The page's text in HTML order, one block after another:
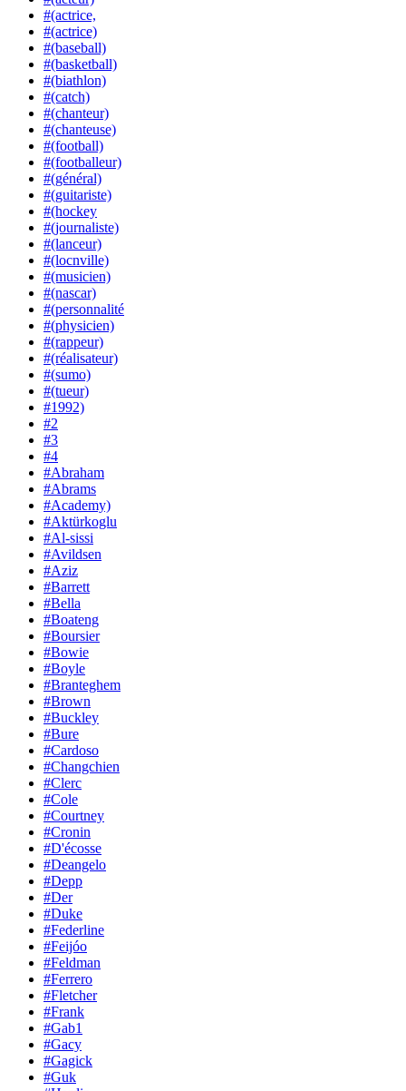
#(actrice,
#(actrice)
#(baseball)
#(basketball)
#(biathlon)
#(catch)
#(chanteur)
#(chanteuse)
#(football)
#(footballeur)
#(général)
#(guitariste)
#(hockey
#(journaliste)
#(lanceur)
#(locnville)
#(musicien)
#(nascar)
#(personnalité
#(physicien)
#(rappeur)
#(réalisateur)
#(sumo)
#(tueur)
#1992)
#2
#3
#4
#Abraham
#Abrams
#Academy)
#Aktürkoglu
#Al-sissi
#Avildsen
#Aziz
#Barrett
#Bella
#Boateng
#Boursier
#Bowie
#Boyle
#Branteghem
#Brown
#Buckley
#Bure
#Cardoso
#Changchien
#Clerc
#Cole
#Courtney
#Cronin
#D'écosse
#Deangelo
#Depp
#Der
#Duke
#Federline
#Feijóo
#Feldman
#Ferrero
#Fletcher
#Frank
#Gab1
#Gacy
#Gagick
#Guk